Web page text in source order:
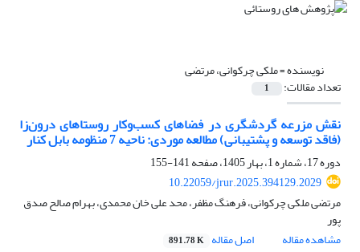
نویسنده =ملکی چرکوانی، مرتضی
تعداد مقالات: 1
نقش مزرعه گردشگری در فضاهای کسب‌وکار روستاهای درون‌زا
(فاقد توسعه و پشتیبانی) مطالعه موردی: ناحیه 7 منظومه بابل کنار
دوره 17، شماره 1، بهار 1405، صفحه
141-155
10.22059/jrur.2025.394129.2029
مرتضی ملکی چرکوانی، فرهنگ مظفر، محد علی خان محمدی، بهرام صالح صدق
پور
مشاهده مقاله
اصل مقاله 891.78 K